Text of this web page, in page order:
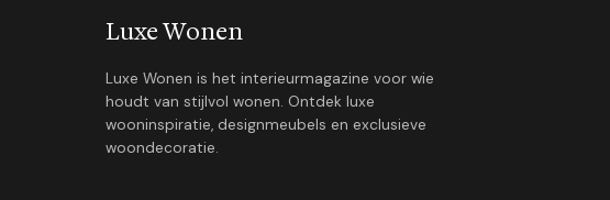
Luxe Wonen
Luxe Wonen is het interieurmagazine voor wie
houdt van stijlvol wonen. Ontdek luxe
wooninspiratie, designmeubels en exclusieve
woondecoratie.